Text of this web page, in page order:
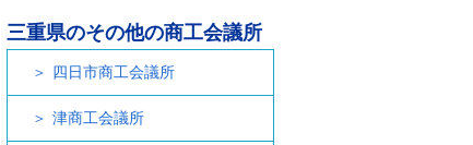
三重県のその他の商工会議所
四日市商工会議所
津商工会議所